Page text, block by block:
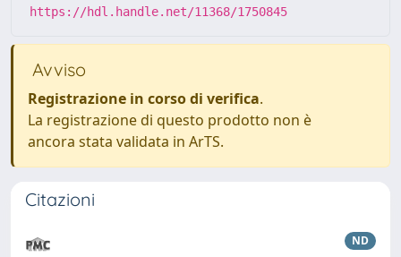
https://hdl.handle.net/11368/1750845
Avviso
Registrazione in corso di verifica.
La registrazione di questo prodotto non è
ancora stata validata in ArTS.
Citazioni
ND